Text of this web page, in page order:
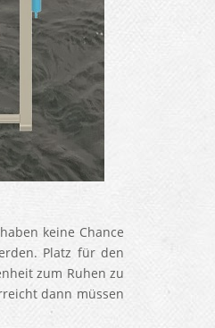
keine Chance
Platz für den
zum Ruhen zu
dann müssen